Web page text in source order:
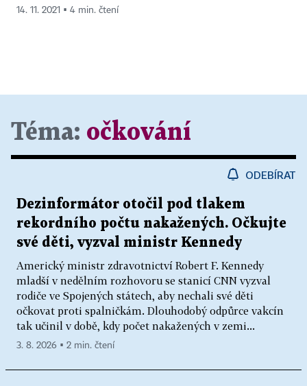
14. 11. 2021 ▪ 4 min. čtení
Téma: očkování
ODEBÍRAT
Dezinformátor otočil pod tlakem
rekordního počtu nakažených. Očkujte
své děti, vyzval ministr Kennedy
Americký ministr zdravotnictví Robert F. Kennedy
mladší v nedělním rozhovoru se stanicí CNN vyzval
rodiče ve Spojených státech, aby nechali své děti
očkovat proti spalničkám. Dlouhodobý odpůrce vakcín
tak učinil v době, kdy počet nakažených v zemi...
3. 8. 2026 ▪ 2 min. čtení